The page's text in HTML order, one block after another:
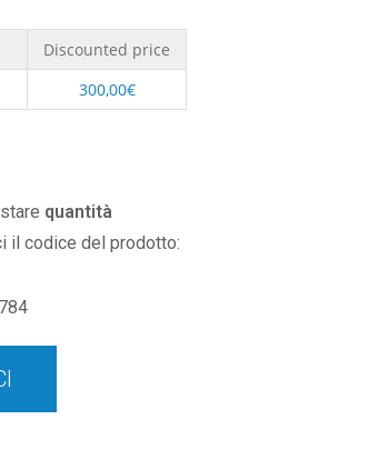
Discounted price
300,00€
quantità
il codice del prodotto: